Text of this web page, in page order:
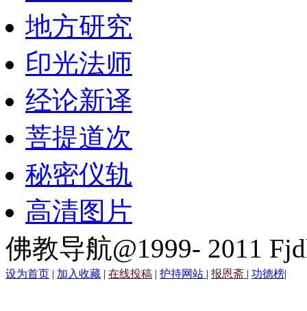
地方研究
印光法师
经论新译
菩提道次
秘密仪轨
高清图片
佛教导航@1999- 2011
设为首页 | 加入收藏 | 在线投稿 | 护持网站 | 报恩斋 | 功德榜|